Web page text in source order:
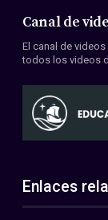
Canal de
El canal de videos
todos los videos
Enlaces